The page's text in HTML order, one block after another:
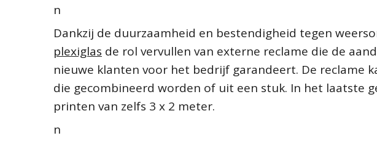
n
Dankzij de duurzaamheid en bestendigheid tegen
plexiglas de rol vervullen van externe reclame die de
nieuwe klanten voor het bedrijf garandeert. De reclame
die gecombineerd worden of uit een stuk. In het laatste
printen van zelfs 3 x 2 meter.
n